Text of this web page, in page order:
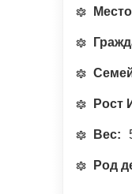
Рост
Вес:
Род